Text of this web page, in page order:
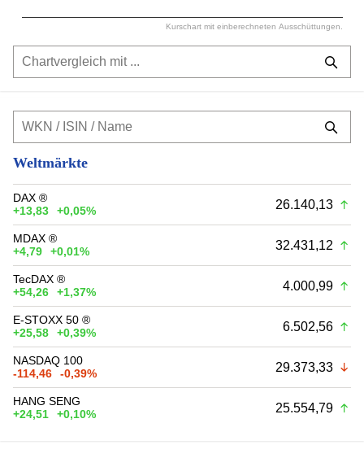
Kurschart mit einberechneten Ausschüttungen.
Weltmärkte
DAX ®
+13,83
+0,05% 26.140,13
MDAX ®
+4,79
+0,01% 32.431,12
TecDAX ®
+54,26
+1,37% 4.000,99
E-STOXX 50 ®
+25,58
+0,39% 6.502,56
NASDAQ 100
-114,46
-0,39% 29.373,33
HANG SENG
+24,51
+0,10% 25.554,79